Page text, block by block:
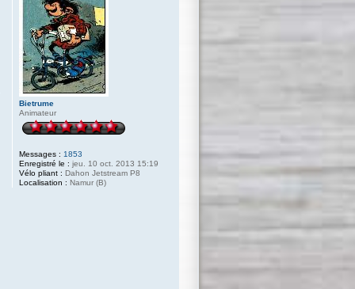
Bietrume
Animateur
Messages : 1853
Enregistré le : jeu. 10 oct. 2013 15:19
Vélo pliant : Dahon Jetstream P8
Localisation : Namur (B)